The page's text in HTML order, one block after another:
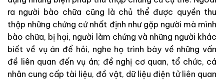
ra người bào chữa cũng là chủ thể được quyền thu
thập những chứng cứ nhất định như gặp người mà mình
bào chữa, bị hại, người làm chứng và những người khác
biết về vụ án để hỏi, nghe họ trình bày về những vấn
đề liên quan đếnvụ án; đề nghị cơ quan, tổ chức, cá
nhân cung cấp tài liệu, đồ vật, dữ liệu điện tử liên quan